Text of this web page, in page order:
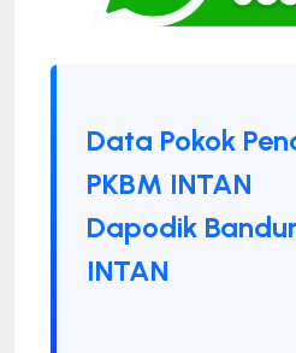
Data Pokok
PKBM INTAN
Dapodik
INTAN